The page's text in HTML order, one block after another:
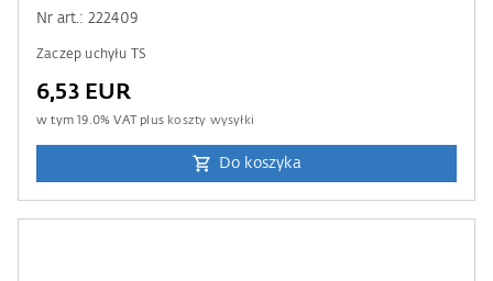
Nr art.: 222409
Zaczep uchyłu TS
6,53 EUR
w tym19.0% VAT plus koszty wysyłki
Do koszyka